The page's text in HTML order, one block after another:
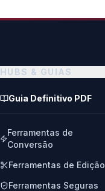
HUBS & GUIAS
Guia Definitivo PDF
Ferramentas de
Conversão
Ferramentas de Edição
Ferramentas Seguras